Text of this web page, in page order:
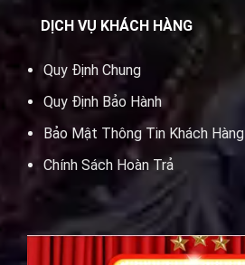
DỊCH VỤ KHÁCH HÀNG
Quy Định Chung
Quy Định Bảo Hành
Bảo Mật Thông Tin Khách Hàng
Chính Sách Hoàn Trả